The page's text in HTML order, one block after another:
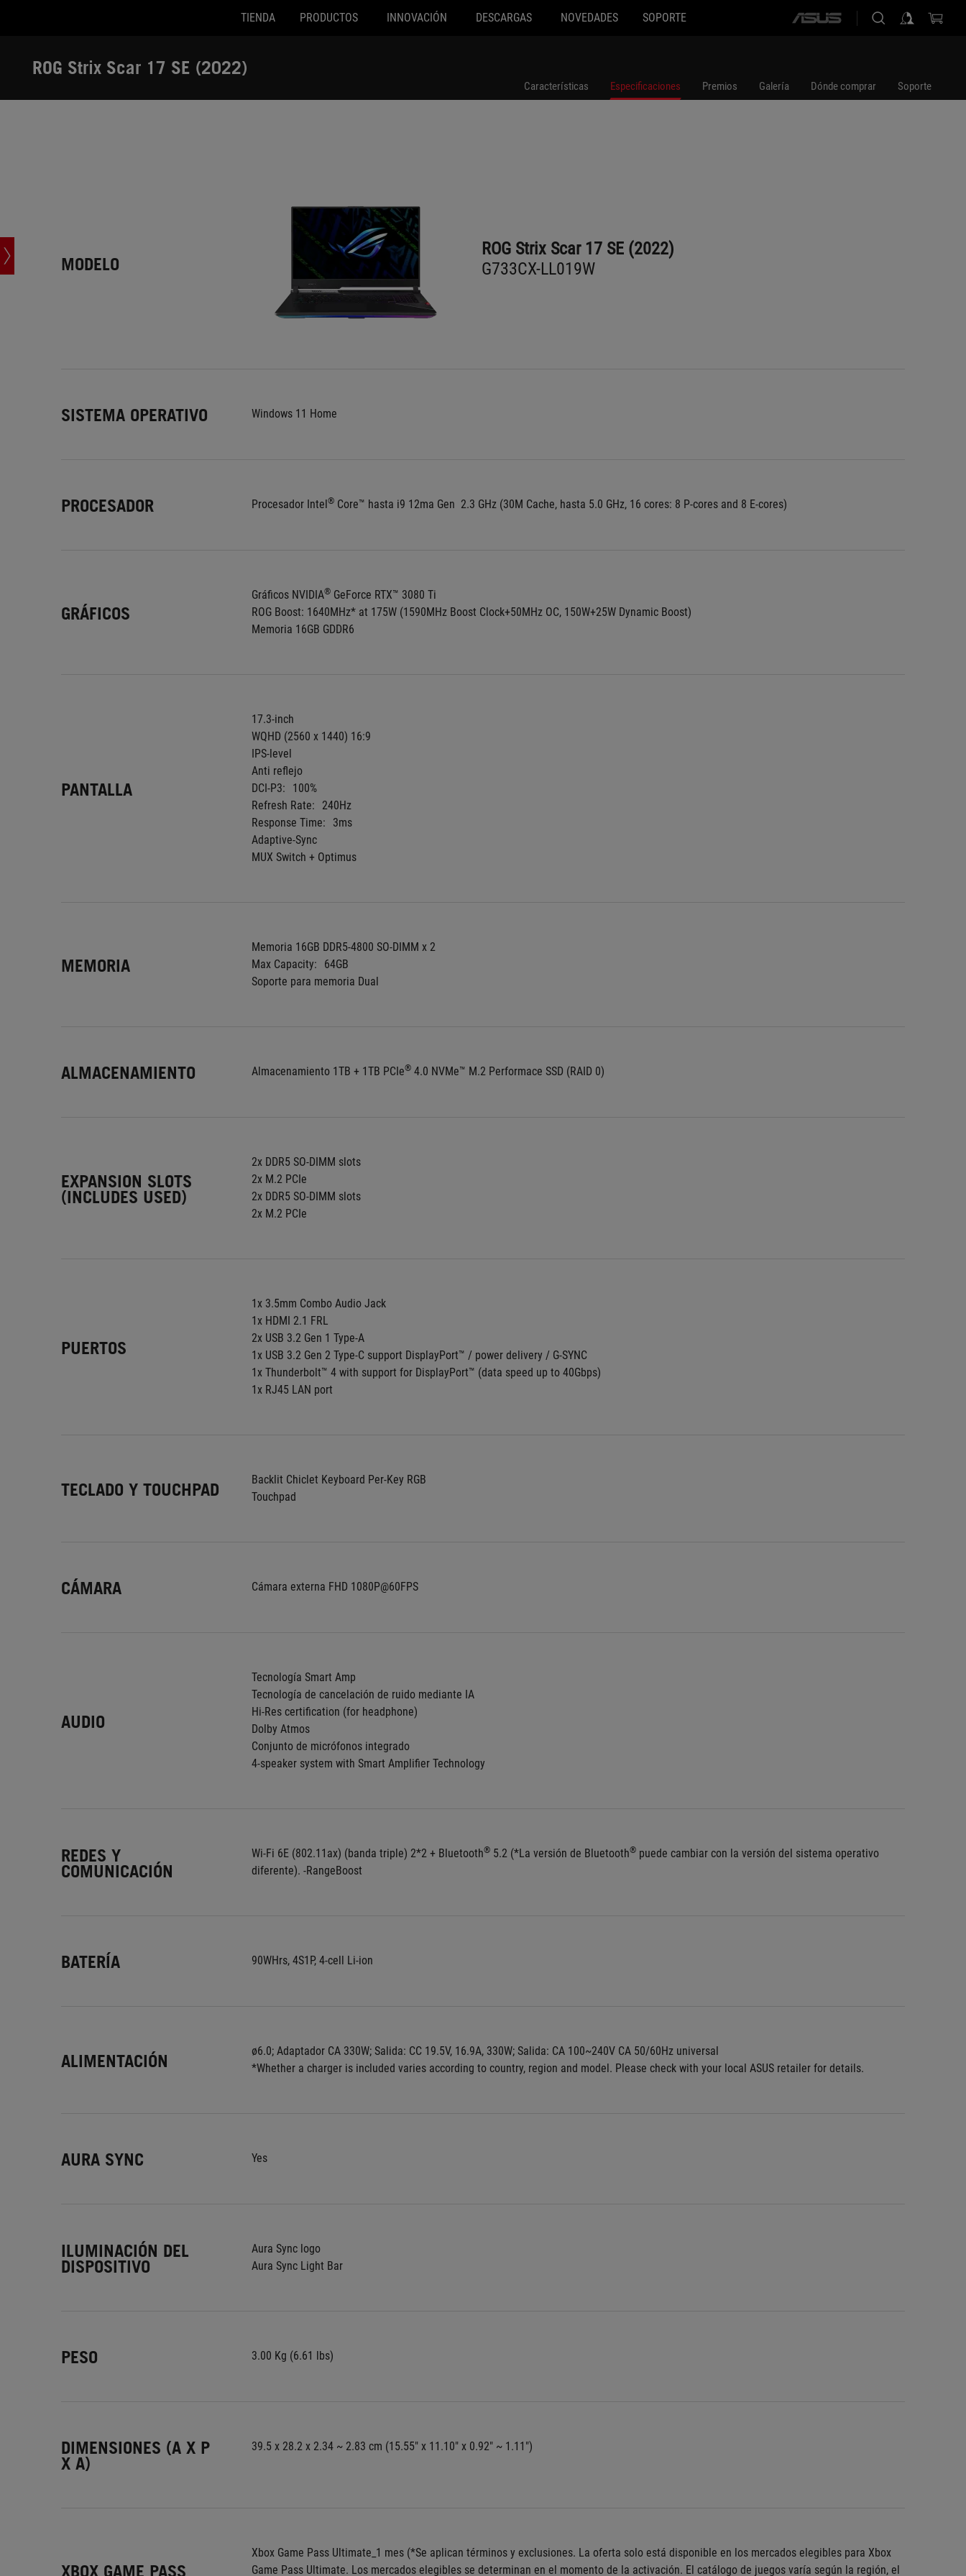
TIENDA PRODUCTOS INNOVACIÓN DESCARGAS NOVEDADES SOPORTE
ASUS
ROG Strix Scar 17 SE (2022)
Especificaciones
Características Especificaciones Premios Galería Dónde comprar Soporte
MODELO
ROG Strix Scar 17 SE (2022)
G733CX-LL019W
SISTEMA OPERATIVO Windows 11 Home
PROCESADOR Procesador Intel®
GRÁFICOS
Gráficos NVIDIA® GeForce RTX™ 3080 Ti
ROG Boost: 1640MHz* at 175W (1590MHz Boost Clock+50MHz OC, 150W+25W Dynamic Boost)
Memoria 16GB GDDR6
PANTALLA
17.3-inch
WQHD (2560 x 1440) 16:9
IPS-level
Anti reflejo
DCI-P3:
100%
Refresh Rate:
240Hz
Response Time:
3ms
Adaptive-Sync
MUX Switch + Optimus
MEMORIA
Memoria 16GB DDR5-4800 SO-DIMM x 2
Max Capacity:
64GB
Soporte para memoria Dual
ALMACENAMIENTO Almacenamiento 1TB + 1TB PCIe® 4.0 NVMe™ M.2 Performace SSD (RAID 0)
EXPANSION SLOTS
(INCLUDES USED)
2x DDR5 SO-DIMM slots
2x M.2 PCIe
2x DDR5 SO-DIMM slots
2x M.2 PCIe
PUERTOS
1x 3.5mm Combo Audio Jack
1x HDMI 2.1 FRL
2x USB 3.2 Gen 1 Type-A
1x USB 3.2 Gen 2 Type-C support DisplayPort™ / power delivery / G-SYNC
1x Thunderbolt™ 4 with support for DisplayPort™ (data speed up to 40Gbps)
1x RJ45 LAN port
TECLADO Y TOUCHPAD
Backlit Chiclet Keyboard Per-Key RGB
Touchpad
CÁMARA Cámara externa FHD 1080P@60FPS
AUDIO
Tecnología Smart Amp
Tecnología de cancelación de ruido mediante IA
Hi-Res certification (for headphone)
Dolby Atmos
Conjunto de micrófonos integrado
4-speaker system with Smart Amplifier Technology
REDES Y
COMUNICACIÓN
Wi-Fi 6E (802.11ax) (banda triple) 2*2 + Bluetooth® 5.2 (*La versión de Bluetooth® puede cambiar con la versión del sistema operativo
diferente). -RangeBoost
BATERÍA 90WHrs, 4S1P, 4-cell Li-ion
ALIMENTACIÓN
ø6.0; Adaptador CA 330W; Salida: CC 19.5V, 16.9A, 330W; Salida: CA 100~240V CA 50/60Hz universal
*Whether a charger is included varies according to country, region and model. Please check with your local ASUS retailer for details.
AURA SYNC Yes
ILUMINACIÓN DEL
DISPOSITIVO
Aura Sync logo
Aura Sync Light Bar
PESO 3.00 Kg (6.61 lbs)
DIMENSIONES (A X P
X A)
39.5 x 28.2 x 2.34 ~ 2.83 cm (15.55" x 11.10" x 0.92" ~ 1.11")
XBOX GAME PASS
Xbox Game Pass Ultimate_1 mes (*Se aplican términos y exclusiones. La oferta solo está disponible en los mercados elegibles para Xbox
Game Pass Ultimate. Los mercados elegibles se determinan en el momento de la activación. El catálogo de juegos varía según la región, el
G733CX-LL019W